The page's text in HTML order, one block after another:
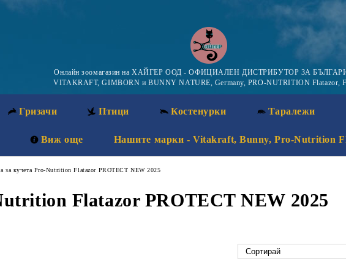
Онлайн зоомагазин на ХАЙГЕР ООД - ОФИЦИАЛЕН ДИСТРИБУТОР ЗА
VITAKRAFT, GIMBORN и BUNNY NATURE, Germany, PRO-NUTRITION Flatazor,
Гризачи Птици Костенурки Таралежи
Виж още Нашите марки - Vitakraft, Bunny, Pro-Nutrition
за кучета Pro-Nutrition Flatazor PROTECT NEW 2025
Flatazor PROTECT NEW 2025